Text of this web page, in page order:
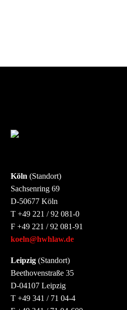
Köln (Standort)
Sachsenring 69
D-50677 Köln
T +49 221 / 92 081-0
F +49 221 / 92 081-91
koeln@hwhlaw.de
Leipzig (Standort)
Beethovenstraße 35
D-04107 Leipzig
T +49 341 / 71 04-4